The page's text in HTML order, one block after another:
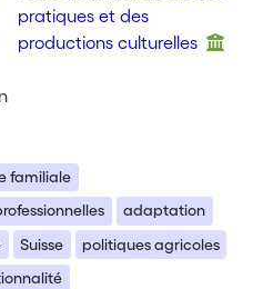
pratiques et des
productions culturelles
familiale
adaptation
Suisse
politiques agricoles